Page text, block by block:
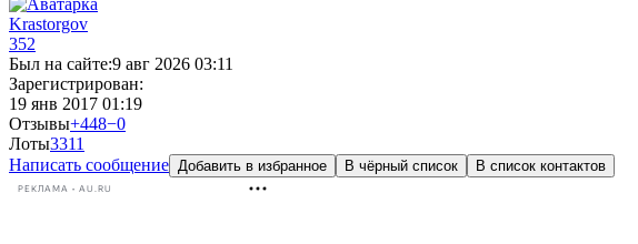
Krastorgov
352
Был на сайте:9 авг 2026 03:11
Зарегистрирован:
19 янв 2017 01:19
Отзывы+448−0
Лоты3311
Написать сообщение Добавить в избранное В чёрный список В список контактов
РЕКЛАМА • AU.RU